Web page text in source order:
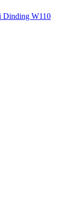
Dinding W110